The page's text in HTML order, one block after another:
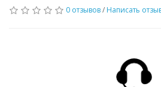
0 отзывов/ Написать